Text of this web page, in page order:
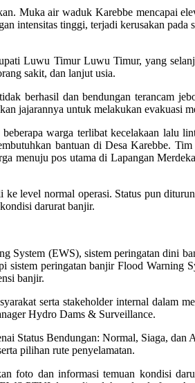
Muka air waduk Karebbe mencapai
intensitas tinggi, terjadi kerusakan
Luwu Timur Luwu Timur, yang
sakit, dan lanjut usia.
berhasil dan bendungan terancam
jajarannya untuk melakukan evakuasi
warga terlibat kecelakaan lalu
bantuan di Desa Karebbe.
menuju pos utama di Lapangan
level normal operasi. Status pun
darurat banjir.
System (EWS), sistem peringatan dini
peringatan banjir Flood Warning
banjir.
serta stakeholder internal dalam
Hydro Dams & Surveillance.
Status Bendungan: Normal, Siaga,
pilihan rute penyelamatan.
foto dan informasi temuan kondisi